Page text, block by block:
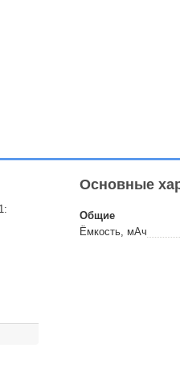
Основные
Общие
Ёмкость, мАч